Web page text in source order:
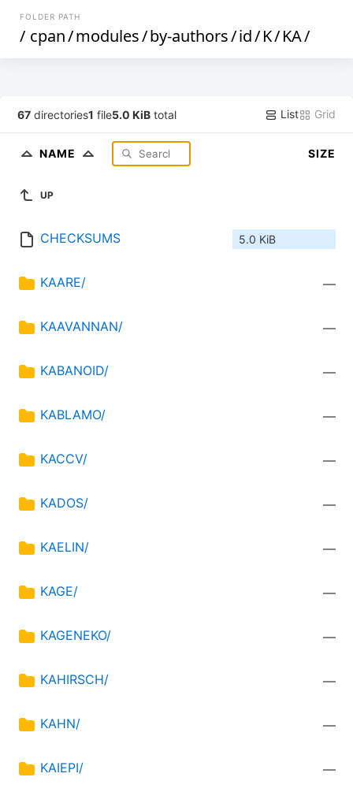
FOLDER PATH
/ cpan/modules/by-authors/id/K/KA/
67 directories1 file5.0 KiB total List Grid
NAME SIZE
UP
CHECKSUMS 5.0 KiB
KAARE/ —
KAAVANNAN/ —
KABANOID/ —
KABLAMO/ —
KACCV/ —
KADOS/ —
KAELIN/ —
KAGE/ —
KAGENEKO/ —
KAHIRSCH/ —
KAHN/ —
KAIEPI/ —